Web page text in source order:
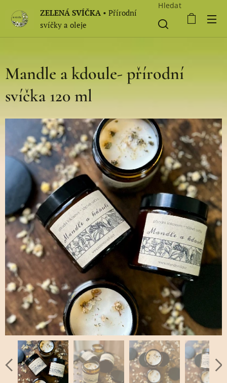
ZELENÁ SVÍČKA • Přírodní
svíčky a oleje
Hledat
Mandle a kdoule- přírodní
svíčka 120 ml